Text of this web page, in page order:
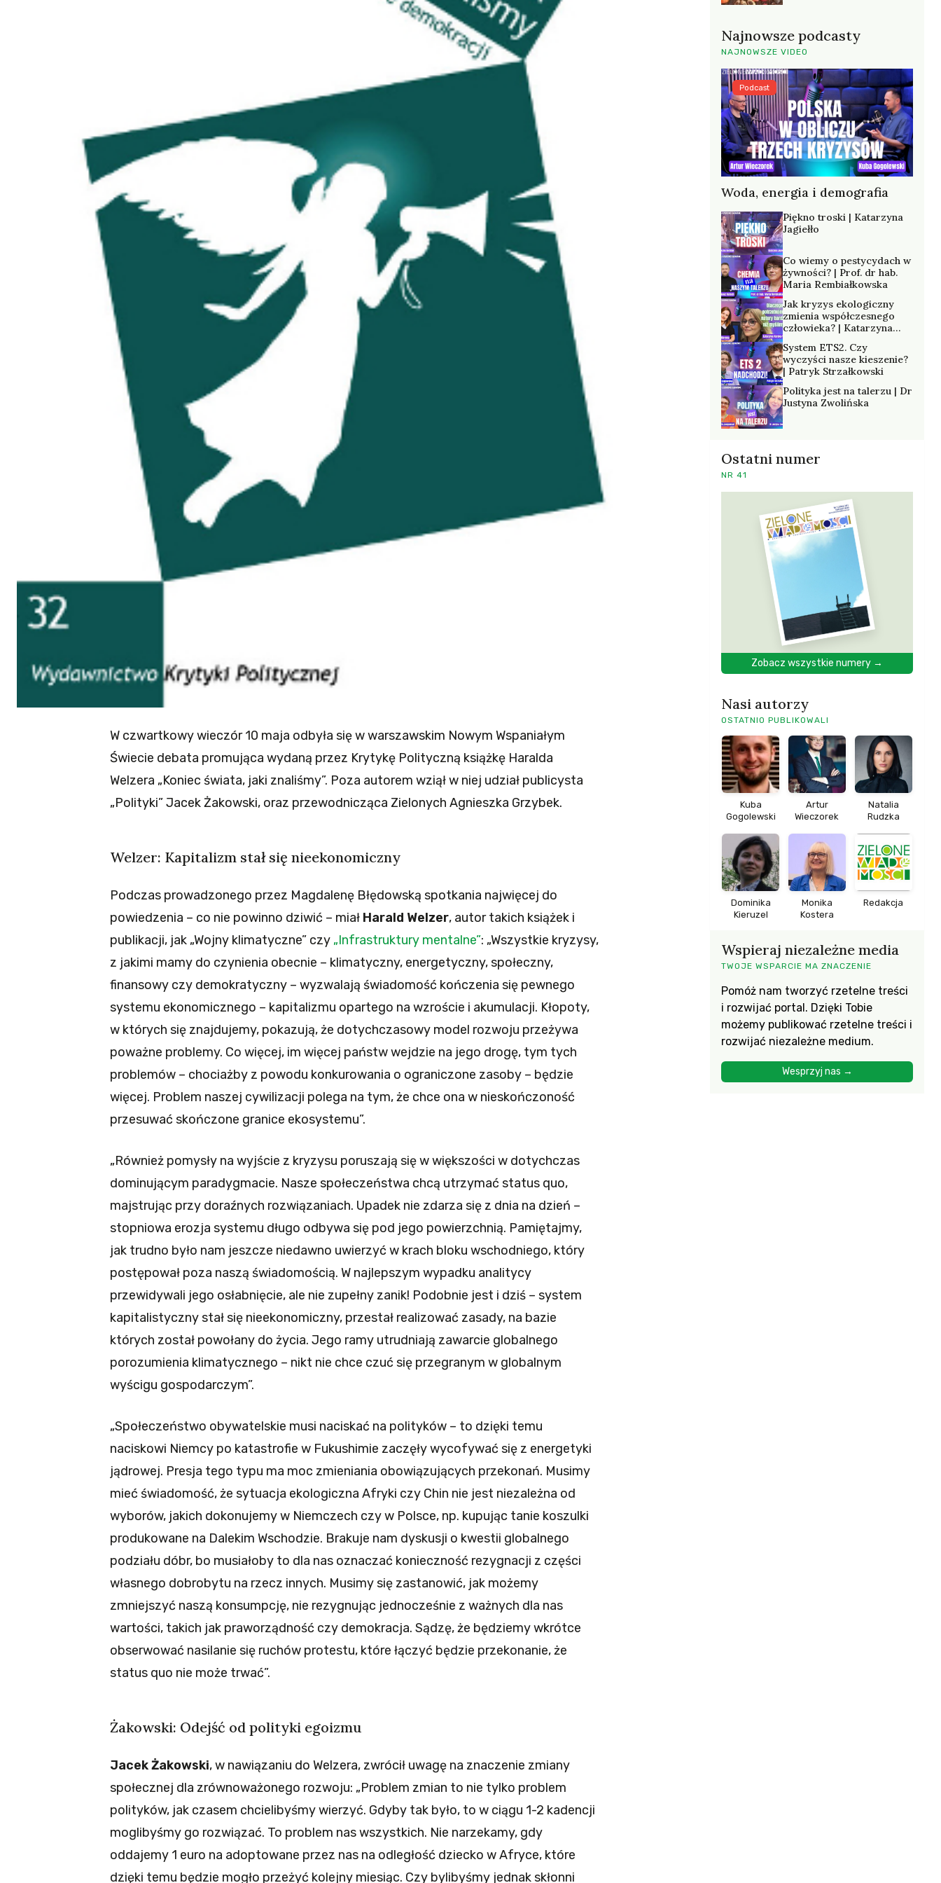
W czwartkowy wieczór 10 maja odbyła się w warszawskim Nowym Wspaniałym
Świecie debata promująca wydaną przez Krytykę Polityczną książkę Haralda
Welzera „Koniec świata, jaki znaliśmy”. Poza autorem wziął w niej udział publicysta
„Polityki” Jacek Żakowski, oraz przewodnicząca Zielonych Agnieszka Grzybek.
Welzer: Kapitalizm stał się nieekonomiczny
Podczas prowadzonego przez Magdalenę Błędowską spotkania najwięcej do
powiedzenia – co nie powinno dziwić – miał Harald Welzer, autor takich książek i
publikacji, jak „Wojny klimatyczne” czy „Infrastruktury mentalne”: „Wszystkie kryzysy,
z jakimi mamy do czynienia obecnie – klimatyczny, energetyczny, społeczny,
finansowy czy demokratyczny – wyzwalają świadomość kończenia się pewnego
systemu ekonomicznego – kapitalizmu opartego na wzroście i akumulacji. Kłopoty,
w których się znajdujemy, pokazują, że dotychczasowy model rozwoju przeżywa
poważne problemy. Co więcej, im więcej państw wejdzie na jego drogę, tym tych
problemów – chociażby z powodu konkurowania o ograniczone zasoby – będzie
więcej. Problem naszej cywilizacji polega na tym, że chce ona w nieskończoność
przesuwać skończone granice ekosystemu”.
„Również pomysły na wyjście z kryzysu poruszają się w większości w dotychczas
dominującym paradygmacie. Nasze społeczeństwa chcą utrzymać status quo,
majstrując przy doraźnych rozwiązaniach. Upadek nie zdarza się z dnia na dzień –
stopniowa erozja systemu długo odbywa się pod jego powierzchnią. Pamiętajmy,
jak trudno było nam jeszcze niedawno uwierzyć w krach bloku wschodniego, który
postępował poza naszą świadomością. W najlepszym wypadku analitycy
przewidywali jego osłabnięcie, ale nie zupełny zanik! Podobnie jest i dziś – system
kapitalistyczny stał się nieekonomiczny, przestał realizować zasady, na bazie
których został powołany do życia. Jego ramy utrudniają zawarcie globalnego
porozumienia klimatycznego – nikt nie chce czuć się przegranym w globalnym
wyścigu gospodarczym”.
„Społeczeństwo obywatelskie musi naciskać na polityków – to dzięki temu
naciskowi Niemcy po katastrofie w Fukushimie zaczęły wycofywać się z energetyki
jądrowej. Presja tego typu ma moc zmieniania obowiązujących przekonań. Musimy
mieć świadomość, że sytuacja ekologiczna Afryki czy Chin nie jest niezależna od
wyborów, jakich dokonujemy w Niemczech czy w Polsce, np. kupując tanie koszulki
produkowane na Dalekim Wschodzie. Brakuje nam dyskusji o kwestii globalnego
podziału dóbr, bo musiałoby to dla nas oznaczać konieczność rezygnacji z części
własnego dobrobytu na rzecz innych. Musimy się zastanowić, jak możemy
zmniejszyć naszą konsumpcję, nie rezygnując jednocześnie z ważnych dla nas
wartości, takich jak praworządność czy demokracja. Sądzę, że będziemy wkrótce
obserwować nasilanie się ruchów protestu, które łączyć będzie przekonanie, że
status quo nie może trwać”.
Żakowski: Odejść od polityki egoizmu
Jacek Żakowski, w nawiązaniu do Welzera, zwrócił uwagę na znaczenie zmiany
społecznej dla zrównoważonego rozwoju: „Problem zmian to nie tylko problem
polityków, jak czasem chcielibyśmy wierzyć. Gdyby tak było, to w ciągu 1-2 kadencji
moglibyśmy go rozwiązać. To problem nas wszystkich. Nie narzekamy, gdy
oddajemy 1 euro na adoptowane przez nas na odległość dziecko w Afryce, które
dzięki temu będzie mogło przeżyć kolejny miesiąc. Czy bylibyśmy jednak skłonni
Najnowsze podcasty
NAJNOWSZE VIDEO
Woda, energia i demografia
Podcast
Piękno troski | Katarzyna
Jagiełło
Co wiemy o pestycydach w
żywności? | Prof. dr hab.
Maria Rembiałkowska
Jak kryzys ekologiczny
zmienia współczesnego
człowieka? | Katarzyna
System ETS2. Czy
wyczyści nasze kieszenie?
| Patryk Strzałkowski
Polityka jest na talerzu | Dr
Justyna Zwolińska
Ostatni numer
NR 41
Zobacz wszystkie numery →
Nasi autorzy
OSTATNIO PUBLIKOWALI
Kuba
Gogolewski
Artur
Wieczorek
Natalia
Rudzka
Dominika
Kieruzel
Monika
Kostera
Redakcja
Wspieraj niezależne media
TWOJE WSPARCIE MA ZNACZENIE
Pomóż nam tworzyć rzetelne treści
i rozwijać portal. Dzięki Tobie
możemy publikować rzetelne treści i
rozwijać niezależne medium.
Wesprzyj nas →